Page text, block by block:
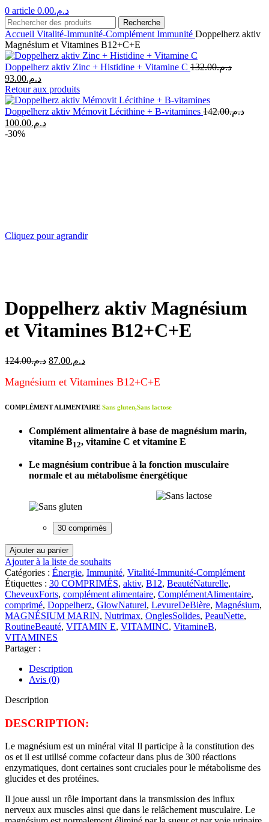
0 article د.م.0.00
Recherche
Accueil Vitalité-Immunité-Complément Immunité Doppelherz aktiv
Magnésium et Vitamines B12+C+E
Doppelherz aktiv Zinc + Histidine + Vitamine C د.م.132.00
Le
prix
initial
était :
د.م.93.00
Le
prix
actuel
est :
Retour aux produits
Doppelherz aktiv Mémovit Lécithine + B-vitamines د.م.142.00
Le
prix
د.م.100.00
Le
-30%
Cliquez pour agrandir
Doppelherz aktiv Magnésium
et Vitamines B12+C+E
د.م.124.00
Le
initial
د.م.124.00.
د.م.87.00
Le
actuel
د.م.87.00.
Magnésium et Vitamines B12+C+E
COMPLÉMENT ALIMENTAIRE Sans gluten,Sans lactose
Complément alimentaire à base de magnésium marin,
vitamine B12, vitamine C et vitamine E
Le magnésium contribue à la fonction musculaire
normale et au métabolisme énergétique
30 comprimés
quantité
de
Doppelherz
aktiv
Magnésium
et
Vitamines
B12+C+E
Ajouter au panier
Ajouter à la liste de souhaits
Catégories : Énergie, Immunité, Vitalité-Immunité-Complément
Étiquettes : 30 COMPRIMÉS, aktiv, B12, BeautéNaturelle,
CheveuxForts, complément alimentaire, ComplémentAlimentaire,
comprimé, Doppelherz, GlowNaturel, LevureDeBière, Magnésium,
MAGNÉSIUM MARIN, Nutrimax, OnglesSolides, PeauNette,
RoutineBeauté, VITAMIN E, VITAMINC, VitamineB,
VITAMINES
Partager :
Description
Avis (0)
Description
DESCRIPTION:
Le magnésium est un minéral vital Il participe à la constitution des
os et il est utilisé comme cofacteur dans plus de 300 réactions
enzymatiques, dont certaines sont cruciales pour le métabolisme des
glucides et des protéines.
Il joue aussi un rôle important dans la transmission des influx
nerveux aux muscles ainsi que dans le relâchement musculaire. Le